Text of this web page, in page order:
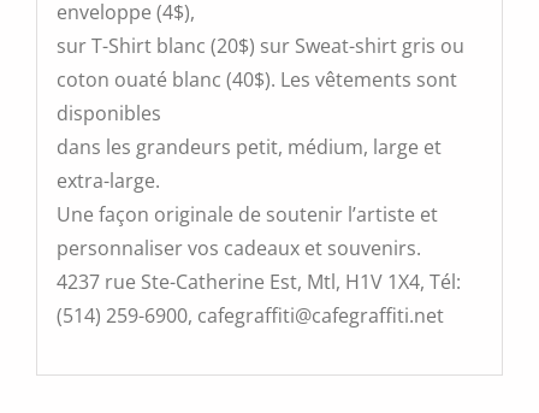
enveloppe (4$),
sur T-Shirt blanc (20$) sur Sweat-shirt gris ou
coton ouaté blanc (40$). Les vêtements sont
disponibles
dans les grandeurs petit, médium, large et
extra-large.
Une façon originale de soutenir l’artiste et
personnaliser vos cadeaux et souvenirs.
4237 rue Ste-Catherine Est, Mtl, H1V 1X4, Tél:
(514) 259-6900, cafegraffiti@cafegraffiti.net